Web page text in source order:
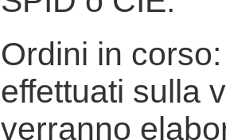
Ordini in
effettuati sulla
verranno